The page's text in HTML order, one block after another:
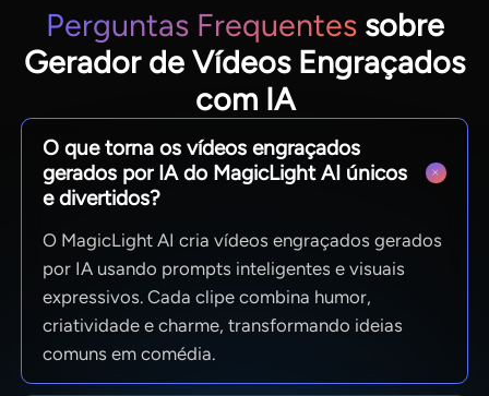
Perguntas Frequentessobre
Gerador de Vídeos Engraçados
com IA
O que torna os vídeos engraçados
gerados por IA do MagicLight AI únicos
e divertidos?
O MagicLight AI cria vídeos engraçados gerados
por IA usando prompts inteligentes e visuais
expressivos. Cada clipe combina humor,
criatividade e charme, transformando ideias
comuns em comédia.